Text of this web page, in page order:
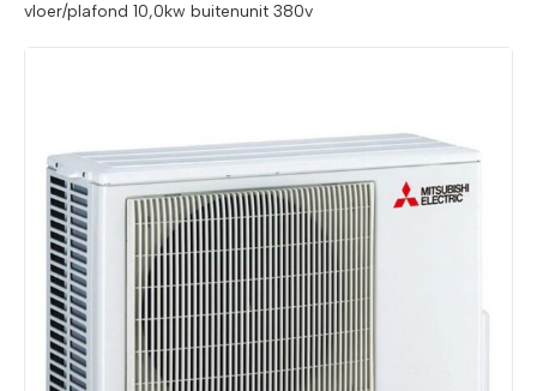
vloer/plafond 10,0kw buitenunit 380v